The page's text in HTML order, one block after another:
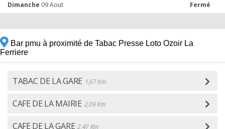
Dimanche 09 Aout Fermé
Bar pmu à proximité de Tabac Presse Loto Ozoir La
Ferriere
TABAC DE LA GARE 1,67 Km
CAFE DE LA MAIRIE 2,09 Km
CAFE DE LA GARE 2,47 Km